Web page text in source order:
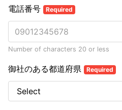
電話番号 Required
Number of characters 20 or less
御社のある都道府県 Required